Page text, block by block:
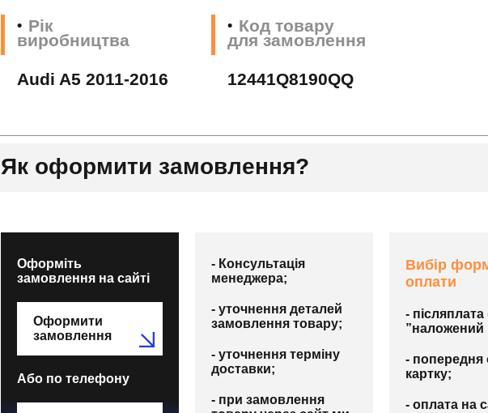
Рік
виробництва
Audi A5 2011-2016
Код товару
для замовлення
12441Q8190QQ
Як оформити замовлення?
Оформіть
замовлення на сайті
Оформити
замовлення
Або по телефону
- Консультація
менеджера;
- уточнення деталей
замовлення товару;
- уточнення терміну
доставки;
- при замовлення
Вибір
оплати
- післяплата
”наложений
- попередня
картку;
- оплата на